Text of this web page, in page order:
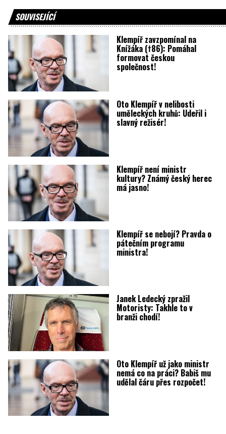
SOUVISEJÍCÍ
Klempíř zavzpomínal na
Knížáka (†86): Pomáhal
formovat českou
společnost!
Oto Klempíř v nelibosti
uměleckých kruhů: Udeřil i
slavný režisér!
Klempíř není ministr
kultury? Známý český herec
má jasno!
Klempíř se nebojí? Pravda o
pátečním programu
ministra!
Janek Ledecký zpražil
Motoristy: Takhle to v
branži chodí!
Oto Klempíř už jako ministr
nemá co na práci? Babiš mu
udělal čáru přes rozpočet!